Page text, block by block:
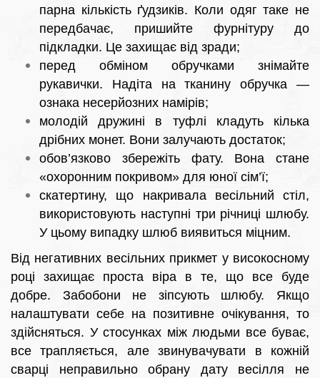
парна кількість ґудзиків. Коли одяг таке не
передбачає, пришийте фурнітуру до
підкладки. Це захищає від зради;
перед обміном обручками знімайте
рукавички. Надіта на тканину обручка —
ознака несерйозних намірів;
молодій дружині в туфлі кладуть кілька
дрібних монет. Вони залучають достаток;
обов’язково збережіть фату. Вона стане
«охоронним покривом» для юної сім’ї;
скатертину, що накривала весільний стіл,
використовують наступні три річниці шлюбу.
У цьому випадку шлюб виявиться міцним.
Від негативних весільних прикмет у високосному
році захищає проста віра в те, що все буде
добре. Забобони не зіпсують шлюбу. Якщо
налаштувати себе на позитивне очікування, то
здійсняться. У стосунках між людьми все буває,
все трапляється, але звинувачувати в кожній
сварці неправильно обрану дату весілля не